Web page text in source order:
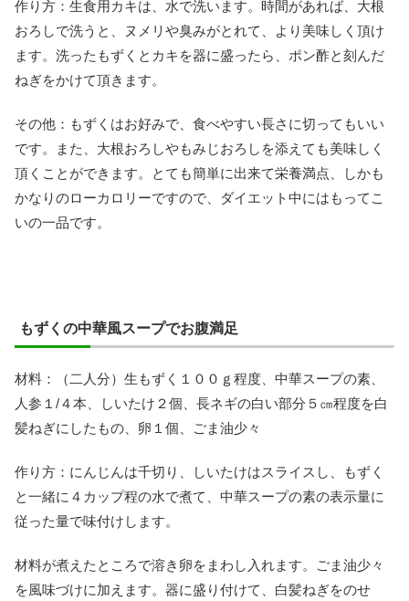
作り方：生食用カキは、水で洗います。時間があれば、大根
おろしで洗うと、ヌメリや臭みがとれて、より美味しく頂け
ます。洗ったもずくとカキを器に盛ったら、ポン酢と刻んだ
ねぎをかけて頂きます。
その他：もずくはお好みで、食べやすい長さに切ってもいい
です。また、大根おろしやもみじおろしを添えても美味しく
頂くことができます。とても簡単に出来て栄養満点、しかも
かなりのローカロリーですので、ダイエット中にはもってこ
いの一品です。
もずくの中華風スープでお腹満足
材料：（二人分）生もずく１００ｇ程度、中華スープの素、
人参１/４本、しいたけ２個、長ネギの白い部分５㎝程度を白
髪ねぎにしたもの、卵１個、ごま油少々
作り方：にんじんは千切り、しいたけはスライスし、もずく
と一緒に４カップ程の水で煮て、中華スープの素の表示量に
従った量で味付けします。
材料が煮えたところで溶き卵をまわし入れます。ごま油少々
を風味づけに加えます。器に盛り付けて、白髪ねぎをのせ